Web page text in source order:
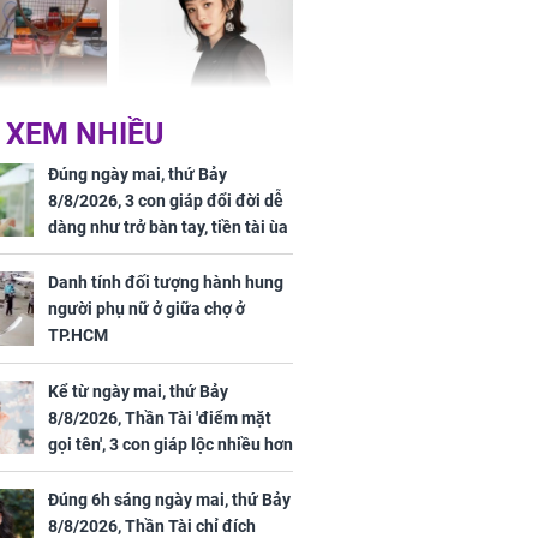
Thúy:
theo "lô",
gái biệt thự
"nốt nhạc"
Triệu Lệ Dĩnh liên tiếp
được Kim Ưng ưu ái,
đãi ngộ đặc biệt gây
chú ý
đối tượng
ở
NHIỀU
Đúng ngày mai, thứ Bảy
8/8/2026, 3 con giáp đổi đời dễ
dàng như trở bàn tay, tiền tài ùa
tới, ngồi không lộc cũng đến,
phú quý theo tới già
Danh tính đối tượng hành hung
người phụ nữ ở giữa chợ ở
TP.HCM
Kể từ ngày mai, thứ Bảy
8/8/2026, Thần Tài 'điểm mặt
gọi tên', 3 con giáp lộc nhiều hơn
sông, tài vận sáng như trăng
Rằm, chính thức hết khổ
Đúng 6h sáng ngày mai, thứ Bảy
8/8/2026, Thần Tài chỉ đích